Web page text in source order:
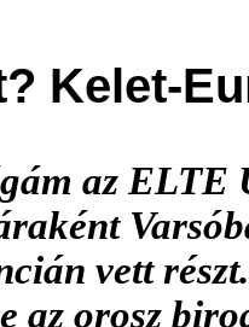
Kelet-
az
vett
az orosz